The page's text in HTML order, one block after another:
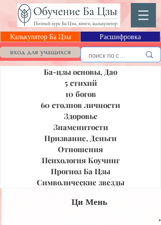
Калькулятор Ба Цзы Расшифровка
вход для учащихсяБлог Ба Цзы
Ба-цзы основы, Дао
5 стихий
10 богов
60 столпов личности
Здоровье
Знаменитости
Призвание, Деньги
Отношения
Психология Коучинг
Прогноз Ба Цзы
Символические звезды
Ци Мень